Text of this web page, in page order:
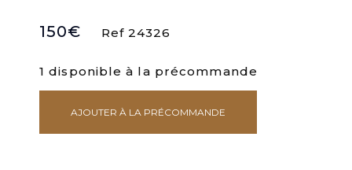
150€ Ref 24326
1 disponible à la précommande
quantité
de
AJOUTER À LA PRÉCOMMANDE